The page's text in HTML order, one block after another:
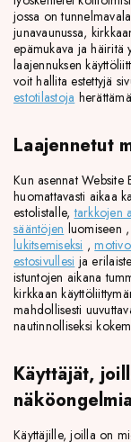
jossa on
junavaunussa,
epämukava ja häiritä
laajennuksen
voit hallita estettyjä
estotilastoja
Laajennetut
Kun asennat Website
huomattavasti aikaa
estolistalle,tarkkojen
sääntöjen luomiseen ,
lukitsemiseksi ,
estosivullesi ja
istuntojen aikana
kirkkaan
mahdollisesti
nautinnolliseksi
Käyttäjät,
näköongelmia
Käyttäjille, joilla on